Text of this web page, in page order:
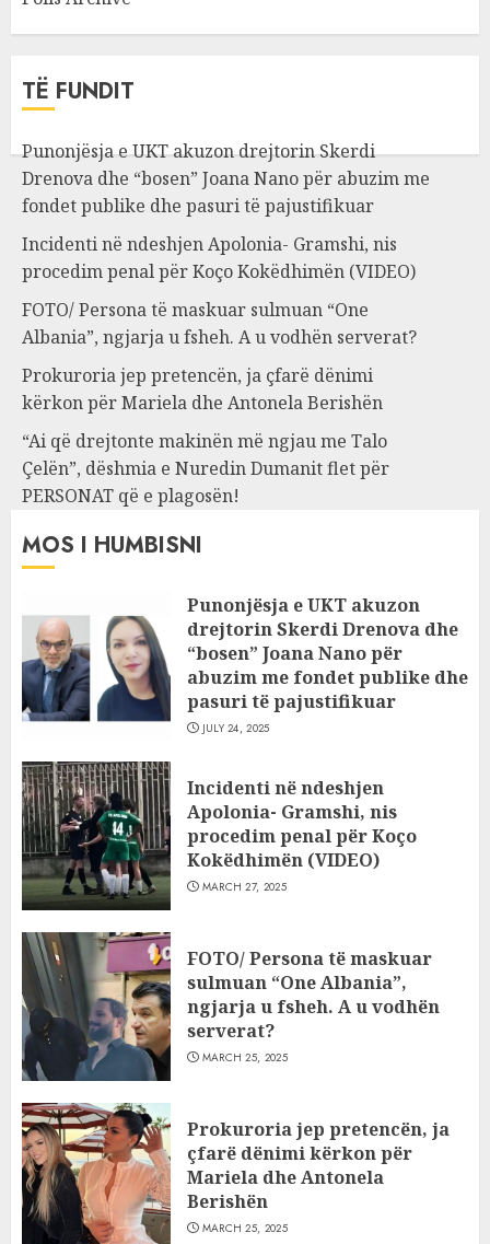
TË FUNDIT
Punonjësja e UKT akuzon drejtorin Skerdi
Drenova dhe “bosen” Joana Nano për abuzim me
fondet publike dhe pasuri të pajustifikuar
Incidenti në ndeshjen Apolonia- Gramshi, nis
procedim penal për Koço Kokëdhimën (VIDEO)
FOTO/ Persona të maskuar sulmuan “One
Albania”, ngjarja u fsheh. A u vodhën serverat?
Prokuroria jep pretencën, ja çfarë dënimi
kërkon për Mariela dhe Antonela Berishën
“Ai që drejtonte makinën më ngjau me Talo
Çelën”, dëshmia e Nuredin Dumanit flet për
PERSONAT që e plagosën!
MOS I HUMBISNI
Punonjësja e UKT akuzon
drejtorin Skerdi Drenova dhe
“bosen” Joana Nano për
abuzim me fondet publike dhe
pasuri të pajustifikuar
JULY 24, 2025
Incidenti në ndeshjen
Apolonia- Gramshi, nis
procedim penal për Koço
Kokëdhimën (VIDEO)
MARCH 27, 2025
FOTO/ Persona të maskuar
sulmuan “One Albania”,
ngjarja u fsheh. A u vodhën
serverat?
MARCH 25, 2025
Prokuroria jep pretencën, ja
çfarë dënimi kërkon për
Mariela dhe Antonela
Berishën
MARCH 25, 2025